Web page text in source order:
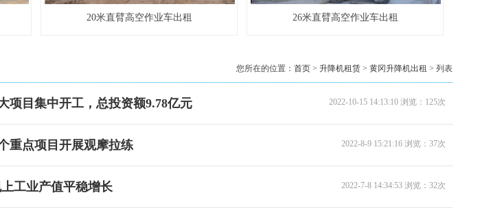
20米直臂高空作业车出租 26米直臂高空作业车出租
您所在的位置： 首页 > 升降机租赁 > 黄冈升降机出租 > 列表
2022-10-15 14:13:10 浏览：125次
项目集中开工，总投资额9.78亿元
2022-8-9 15:21:16 浏览：37次
重点项目开展观摩拉练
2022-7-8 14:34:53 浏览：32次
工业产值平稳增长